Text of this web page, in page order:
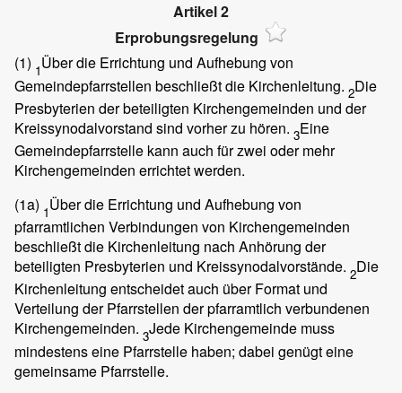
Artikel 2
Erprobungsregelung
(1) 1Über die Errichtung und Aufhebung von
Gemeindepfarrstellen beschließt die Kirchenleitung. 2Die
Presbyterien der beteiligten Kirchengemeinden und der
Kreissynodalvorstand sind vorher zu hören. 3Eine
Gemeindepfarrstelle kann auch für zwei oder mehr
Kirchengemeinden errichtet werden.
(1a) 1Über die Errichtung und Aufhebung von
pfarramtlichen Verbindungen von Kirchengemeinden
beschließt die Kirchenleitung nach Anhörung der
beteiligten Presbyterien und Kreissynodalvorstände. 2Die
Kirchenleitung entscheidet auch über Format und
Verteilung der Pfarrstellen der pfarramtlich verbundenen
Kirchengemeinden. 3Jede Kirchengemeinde muss
mindestens eine Pfarrstelle haben; dabei genügt eine
gemeinsame Pfarrstelle.